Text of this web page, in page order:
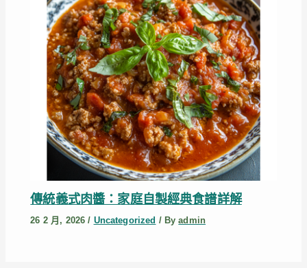
傳統義式肉醬：家庭自製經典食譜詳解
26 2 月, 2026/ Uncategorized / Byadmin